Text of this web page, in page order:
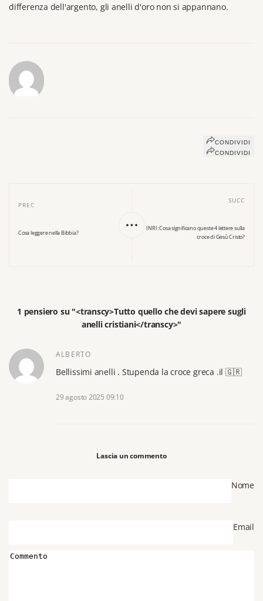
differenza dell'argento, gli anelli d'oro non si appannano.
CONDIVIDI
CONDIVIDI
PREC
Cosa leggere nella Bibbia?
SUCC
INRI: Cosa significano queste 4 lettere sulla
croce di Gesù Cristo?
1 pensiero su "<transcy>Tutto quello che devi sapere sugli
anelli cristiani</transcy>"
ALBERTO
Bellissimi anelli . Stupenda la croce greca .il 🇬🇷
29 agosto 2025 09:10
Lascia un commento
Nome
Email